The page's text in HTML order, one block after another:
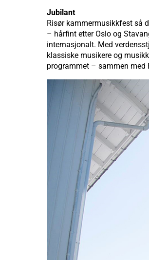
Jubilant
Risør kammermusikkfest så
– hårfint etter Oslo og
internasjonalt. Med
klassiske musikere og
programmet – sammen med